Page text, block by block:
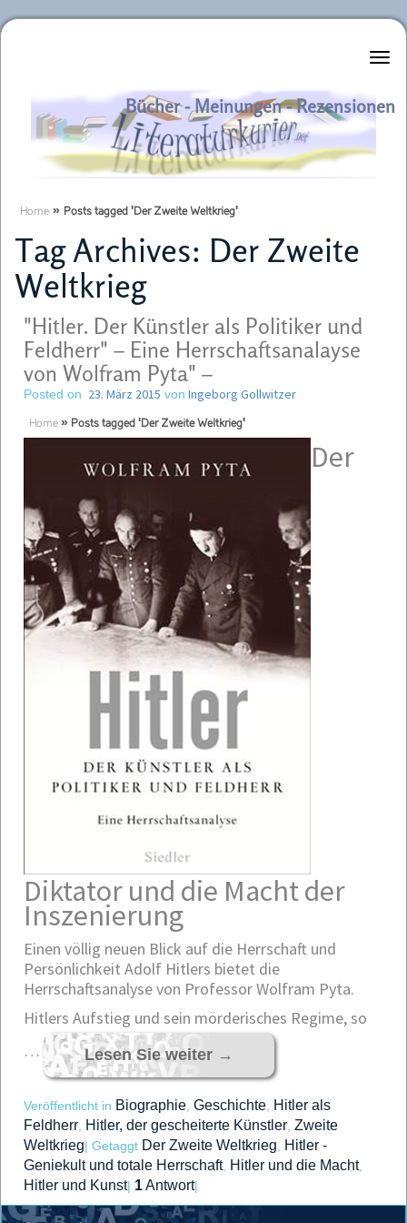
Literaturkurier.net
Bücher - Meinungen - Rezensionen
Home » Posts tagged 'Der Zweite Weltkrieg'
Tag Archives: Der Zweite
Weltkrieg
"Hitler. Der Künstler als Politiker und
Feldherr" – Eine Herrschaftsanalayse
von Wolfram Pyta" –
Posted on 23. März 2015 von Ingeborg Gollwitzer
Home » Posts tagged 'Der Zweite Weltkrieg'
Der
Diktator und die Macht der
Inszenierung
Einen völlig neuen Blick auf die Herrschaft und
Persönlichkeit Adolf Hitlers bietet die
Herrschaftsanalyse von Professor Wolfram Pyta.
Hitlers Aufstieg und sein mörderisches Regime, so
…
Lesen Sie weiter →
Veröffentlicht in Biographie Geschichte Hitler als
Feldherr Hitler, der gescheiterte Künstler Zweite
Weltkrieg| Getaggt Der Zweite Weltkrieg
Hitler -
Geniekult und totale Herrschaft, Hitler und die Macht,
Hitler und Kunst| 1Antwort|